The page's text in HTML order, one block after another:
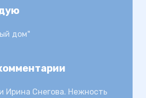
дом"
Ирина Снегова. Нежность